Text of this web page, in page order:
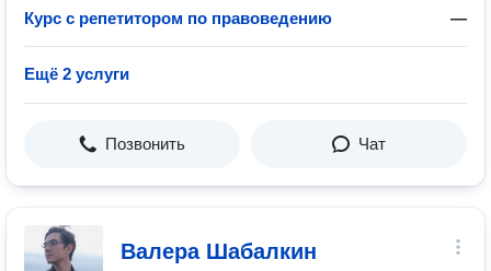
Курс с репетитором по правоведению —
Ещё 2 услуги
Позвонить Чат
Валера Шабалкин